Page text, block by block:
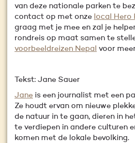
van deze nationale parken te
contact op met onze local Hero
graag met je mee en zal je
rondreis op maat samen te
voorbeeldreizen Nepal voor
Tekst: Jane Sauer
Jane is een journalist met een
Ze houdt ervan om nieuwe
de natuur in te gaan, dieren in
te verdiepen in andere culturen
komen met de lokale bevolking.